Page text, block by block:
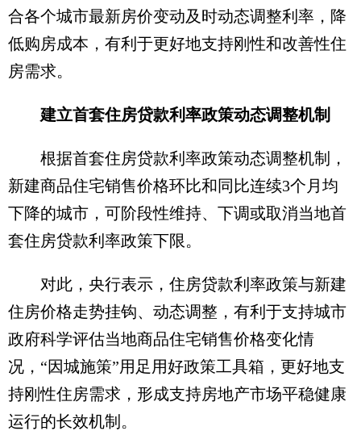
合各个城市最新房价变动及时动态调整利率，降
低购房成本，有利于更好地支持刚性和改善性住
房需求。
建立首套住房贷款利率政策动态调整机制
根据首套住房贷款利率政策动态调整机制，
新建商品住宅销售价格环比和同比连续3个月均
下降的城市，可阶段性维持、下调或取消当地首
套住房贷款利率政策下限。
对此，央行表示，住房贷款利率政策与新建
住房价格走势挂钩、动态调整，有利于支持城市
政府科学评估当地商品住宅销售价格变化情
况，“因城施策”用足用好政策工具箱，更好地支
持刚性住房需求，形成支持房地产市场平稳健康
运行的长效机制。